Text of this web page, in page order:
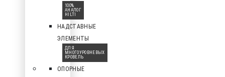
100%
АНАЛОГ
HILTI
НАДСТАВНЫЕ
ЭЛЕМЕНТЫ
ДЛЯ
МНОГОУРОВНЕВЫХ
КРОВЕЛЬ
ОПОРНЫЕ